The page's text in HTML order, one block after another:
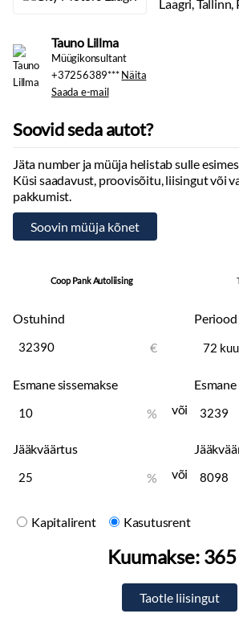
Kinnine eraldussein kabiini ja kaubaruumi
Aknata tagumine küljepaneel
Koormakinnitusaasad kaubaruumi
Elektrilised, soojendusega, kokkuklapitavad
Suletav laegas armatuuris, kroomitud
EASY LIFE liikuv kindalaegas
Mehaaniline kliimaseade salongi esiosas
Must-hall kangas polster
Suletav panipaik armatuurlaual
Tehniline nõue
DECO MEDIUM pakett: kroomitud esivõre,
Aknata vasakpoolne kesmine küljepaneel
Aknata parempoolne liuguks
180° avanevad akendeta tagauksed
Laagri,
Tauno Lillma
Müügikonsultant
+37256389***Näita
Saada e-mail
Soovid seda autot?
Jäta number ja müüja helistab sulle
Küsi saadavust, proovisõitu, liisingut või
pakkumist.
Coop Pank Autoliising
Ostuhind
€
Periood
Esmane sissemakse
%
või
Jääkväärtus
%
või
Kapitalirent Kasutusrent
Kuumakse: